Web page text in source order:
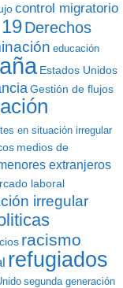
control migratorio
Derechos
educación
Estados Unidos
Gestión de flujos
en situación irregular
medios de
extranjeros
laboral
irregular
racismo
refugiados
segunda generación